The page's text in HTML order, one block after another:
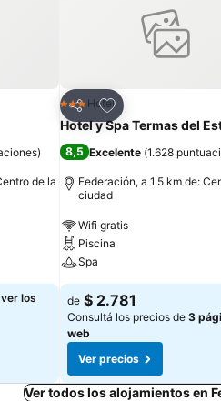
)
de la
los
Compartir
Añadir a favoritos
3 Estrellas
Hotel
Hotel y Spa Termas del
8,5 Excelente (1.628
Federación, a 1.5 km de:
ciudad
Wifi gratis
Piscina
Spa
de $ 2.781
Consultá los precios de 3
web
Ver precios
Ver todos los alojamientos en